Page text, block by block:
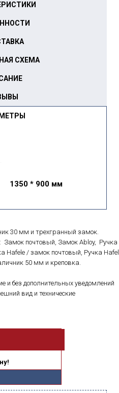
СХЕМА
1350 * 900 мм
30 мм и трехгранный замок.
почтовый, Замок Abloy, Ручка
Hafele / замок почтовый, Ручка
50 мм и креповка.
и без дополнительных уведомлений
вид и технические